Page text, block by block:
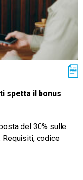
spetta il bonus
del 30% sulle
Requisiti, codice